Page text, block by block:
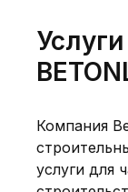
Компания
услуги для